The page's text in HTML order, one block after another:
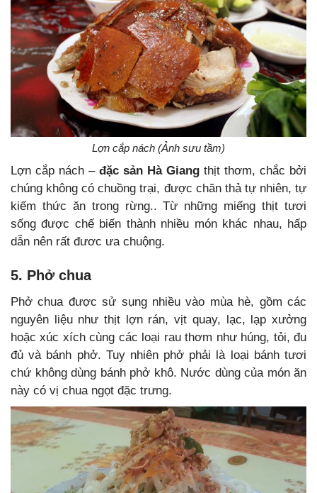
Lợn cắp nách (Ảnh sưu tầm)
Lợn cắp nách – đặc sản Hà Giang thịt thơm, chắc bởi
chúng không có chuồng trại, được chăn thả tự nhiên, tự
kiếm thức ăn trong rừng.. Từ những miếng thịt tươi
sống được chế biến thành nhiều món khác nhau, hấp
dẫn nên rất đươc ưa chuộng.
5. Phở chua
Phở chua được sử sụng nhiều vào mùa hè, gồm các
nguyên liệu như thịt lợn rán, vịt quay, lạc, lạp xưởng
hoặc xúc xích cùng các loại rau thơm như húng, tỏi, đu
đủ và bánh phở. Tuy nhiên phở phải là loại bánh tươi
chứ không dùng bánh phở khô. Nước dùng của món ăn
này có vị chua ngọt đặc trưng.